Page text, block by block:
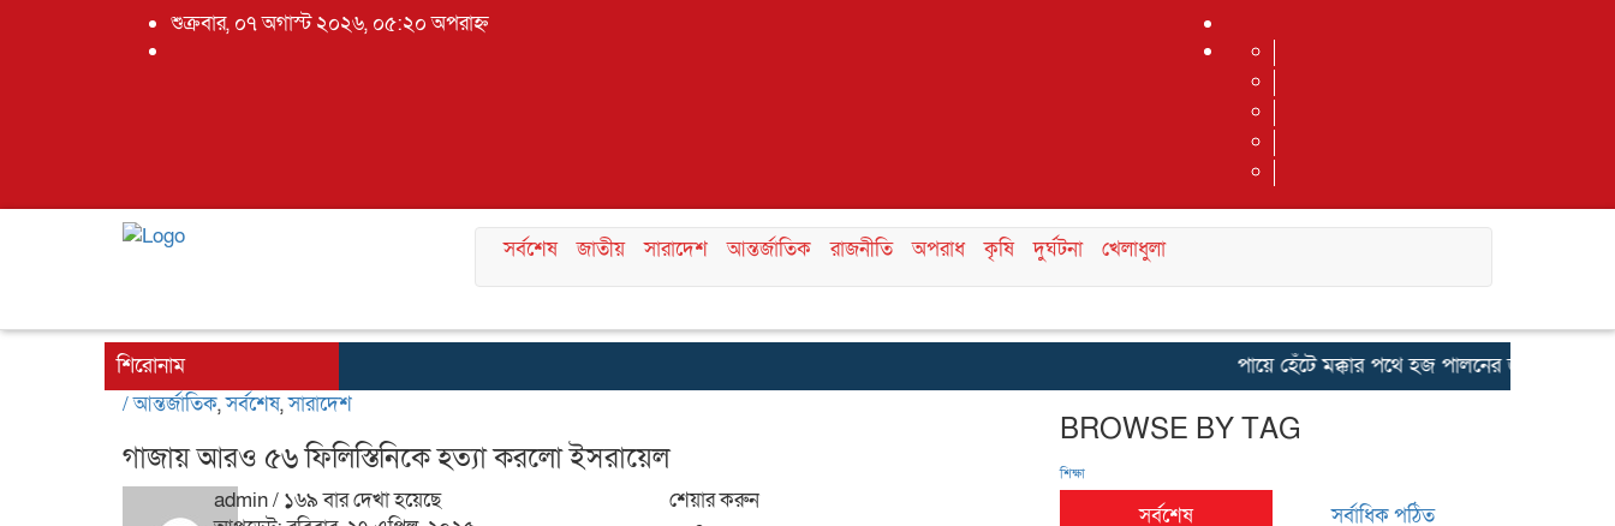
শুক্রবার, ০৭ অগাস্ট ২০২৬, ০৫:২০ অপরাহ্ন
সর্বশেষ জাতীয় সারাদেশ আন্তর্জাতিক রাজনীতি অপরাধ কৃষি দুর্ঘটনা খেলাধুলা
শিরোনাম
পায়ে হেঁটে মক্কার পথে হজ পালনের জন্য নাটোরের
/আন্তর্জাতিক,সর্বশেষ,সারাদেশ
গাজায় আরও ৫৬ ফিলিস্তিনিকে হত্যা করলো ইসরায়েল
admin/ ১৬৯ বার দেখা হয়েছে
শেয়ার করুন
BROWSE BY TAG
শিক্ষা
সর্বশেষ সর্বাধিক পঠিত